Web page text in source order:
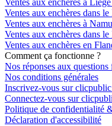
Ventes aux enchères à
Ventes aux enchères dans
Ventes aux enchères à
Ventes aux enchères dans
Ventes aux enchères en
Comment ça fonctionne ?
Nos réponses aux questions
Nos conditions générales
Inscrivez-vous sur
Connectez-vous sur
Politique de confidentialité
Déclaration d'accessibilité